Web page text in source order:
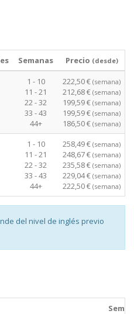
Semanas Precio (desde)
1 - 10
11 - 21
22 - 32
33 - 43
44+
222,50 € (semana)
212,68 € (semana)
199,59 € (semana)
199,59 € (semana)
186,50 € (semana)
1 - 10
11 - 21
22 - 32
33 - 43
44+
258,49 € (semana)
248,67 € (semana)
235,58 € (semana)
229,04 € (semana)
222,50 € (semana)
del nivel de inglés previo